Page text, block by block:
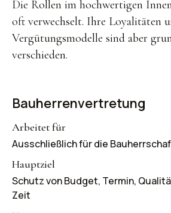
Die Rollen im hochwertigen
oft verwechselt. Ihre Loyalitäten
Vergütungsmodelle sind aber
verschieden.
Bauherrenvertretung
Ausschließlich für die
Schutz von Budget, Termin,
Zeit